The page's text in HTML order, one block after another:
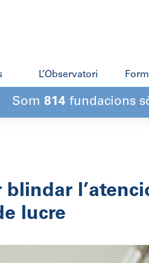
L’Observatori
Som 814 fundacions
lucre